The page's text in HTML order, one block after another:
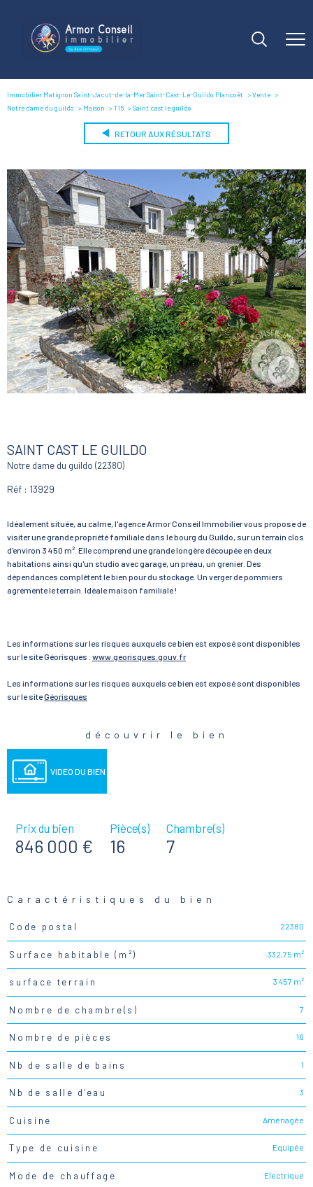
Immobilier Matignon Saint-Jacut-de-la-Mer Saint-Cast-Le-Guildo Plancoët
Vente
Notre dame du guildo
Maison T16 Saint cast le guildo
RETOUR AUX RÉSULTATS
SAINT CAST LE GUILDO
Notre dame du guildo (22380)
Réf : 13929
Idéalement située, au calme, l'agence Armor Conseil Immobilier vous propose de
visiter une grande propriété familiale dans le bourg du Guildo, sur un terrain clos
d'environ 3 450 m². Elle comprend une grande longère découpée en deux
habitations ainsi qu'un studio avec garage, un préau, un grenier. Des
dépendances complètent le bien pour du stockage. Un verger de pommiers
agrémente le terrain. Idéale maison familiale !
Les informations sur les risques auxquels ce bien est exposé sont disponibles
sur le site Géorisques : www.georisques.gouv.fr
Les informations sur les risques auxquels ce bien est exposé sont disponibles
sur le siteGéorisques
découvrir le bien
VIDEO DU BIEN
Prix du bien
846 000 €
Pièce(s)
16
Chambre(s)
7
Caractéristiques du bien
Caractéristiques
Code postal 22380
Surface habitable (m²) 332,75 m²
surface terrain 3 457 m²
Nombre de chambre(s) 7
Nombre de pièces 16
Nb de salle de bains 1
Nb de salle d'eau 3
Cuisine Aménagée
Type de cuisine Equipée
Mode de chauffage Electrique